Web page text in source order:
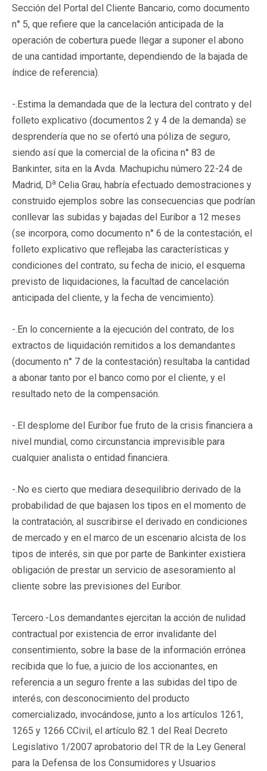
Sección del Portal del Cliente Bancario, como documento
n° 5, que refiere que la cancelación anticipada de la
operación de cobertura puede llegar a suponer el abono
de una cantidad importante, dependiendo de la bajada de
índice de referencia).
-.Estima la demandada que de la lectura del contrato y del
folleto explicativo (documentos 2 y 4 de la demanda) se
desprendería que no se ofertó una póliza de seguro,
siendo así que la comercial de la oficina n° 83 de
Bankinter, sita en la Avda. Machupichu número 22-24 de
Madrid, Da Celia Grau, habría efectuado demostraciones y
construido ejemplos sobre las consecuencias que podrían
conllevar las subidas y bajadas del Euribor a 12 meses
(se incorpora, como documento n° 6 de la contestación, el
folleto explicativo que reflejaba las características y
condiciones del contrato, su fecha de inicio, el esquema
previsto de liquidaciones, la facultad de cancelación
anticipada del cliente, y la fecha de vencimiento).
-.En lo concerniente a la ejecución del contrato, de los
extractos de liquidación remitidos a los demandantes
(documento n° 7 de la contestación) resultaba la cantidad
a abonar tanto por el banco como por el cliente, y el
resultado neto de la compensación.
-.El desplome del Euribor fue fruto de la crisis financiera a
nivel mundial, como circunstancia imprevisible para
cualquier analista o entidad financiera.
-.No es cierto que mediara desequilibrio derivado de la
probabilidad de que bajasen los tipos en el momento de
la contratación, al suscribirse el derivado en condiciones
de mercado y en el marco de un escenario alcista de los
tipos de interés, sin que por parte de Bankinter existiera
obligación de prestar un servicio de asesoramiento al
cliente sobre las previsiones del Euribor.
Tercero.-Los demandantes ejercitan la acción de nulidad
contractual por existencia de error invalidante del
consentimiento, sobre la base de la información errónea
recibida que lo fue, a juicio de los accionantes, en
referencia a un seguro frente a las subidas del tipo de
interés, con desconocimiento del producto
comercializado, invocándose, junto a los artículos 1261,
1265 y 1266 CCivil, el artículo 82.1 del Real Decreto
Legislativo 1/2007 aprobatorio del TR de la Ley General
para la Defensa de los Consumidores y Usuarios